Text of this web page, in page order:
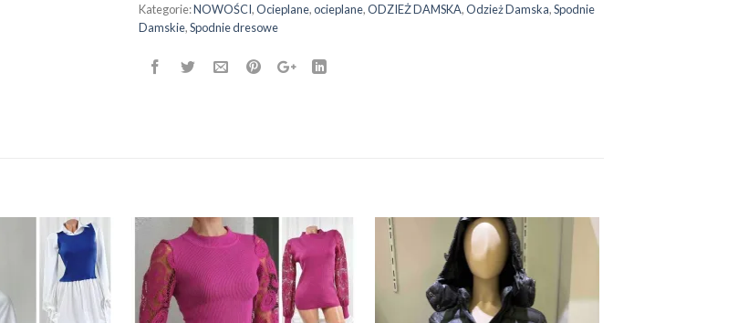
Kategorie:NOWOŚCI,Ocieplane,ocieplane,ODZIEŻ DAMSKA,Odzież Damska,Spodnie
Damskie,Spodnie dresowe